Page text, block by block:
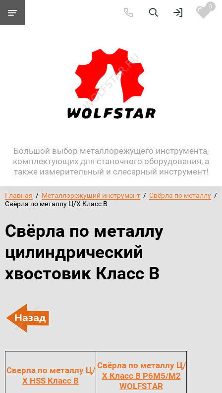
0
Большой выбор металлорежущего инструмента,
комплектующих для станочного оборудования, а
также измерительный и слесарный инструмент!
Главная
  /
Металлорежущий инструмент
  /
Свёрла по металлу
  /
Свёрла по металлу Ц/Х Класс В
Свёрла по металлу
цилиндрический
хвостовик Класс В
Сверла по металлу Ц/
Х HSS Класс В
Свёрла по металлу Ц/
Х Класс В Р6М5/М2
WOLFSTAR